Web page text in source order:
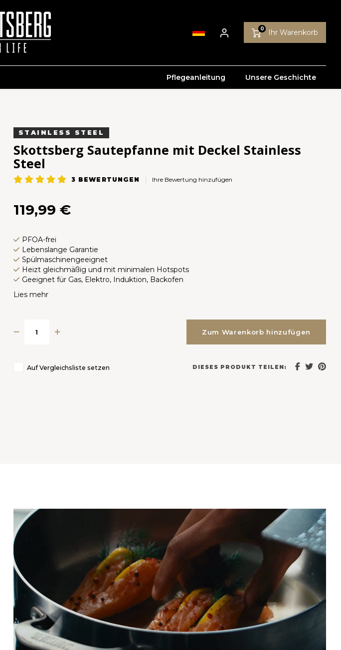
0 Ihr Warenkorb
Pflegeanleitung Unsere Geschichte
STAINLESS STEEL
Skottsberg Sautepfanne mit Deckel Stainless
Steel
3 BEWERTUNGEN Ihre Bewertung hinzufügen
119,99 €
PFOA-frei
Lebenslange Garantie
Spülmaschinengeeignet
Heizt gleichmäßig und mit minimalen Hotspots
Geeignet für Gas, Elektro, Induktion, Backofen
Lies mehr
Zum Warenkorb hinzufügen
Auf Vergleichsliste setzen DIESES PRODUKT TEILEN: